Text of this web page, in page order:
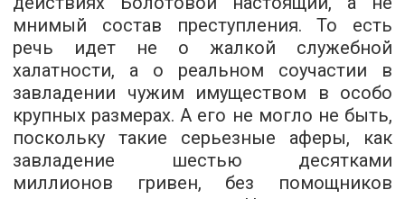
мнимый состав преступления. То есть
речь идет не о жалкой служебной
халатности, а о реальном соучастии в
завладении чужим имуществом в особо
крупных размерах. А его не могло не быть,
поскольку такие серьезные аферы, как
завладение шестью десятками
миллионов гривен, без помощников